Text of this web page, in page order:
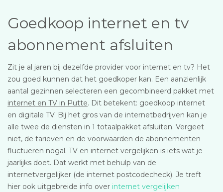
Goedkoop internet en tv
abonnement afsluiten
Zit je al jaren bij dezelfde provider voor internet en tv? Het
zou goed kunnen dat het goedkoper kan. Een aanzienlijk
aantal gezinnen selecteren een gecombineerd pakket met
internet en TV in Putte. Dit betekent: goedkoop internet
en digitale TV. Bij het gros van de internetbedrijven kan je
alle twee de diensten in 1 totaalpakket afsluiten. Vergeet
niet, de tarieven en de voorwaarden de abonnementen
fluctueren nogal. TV en internet vergelijken is iets wat je
jaarlijks doet. Dat werkt met behulp van de
internetvergelijker (de internet postcodecheck). Je treft
hier ook uitgebreide info over internet vergelijken